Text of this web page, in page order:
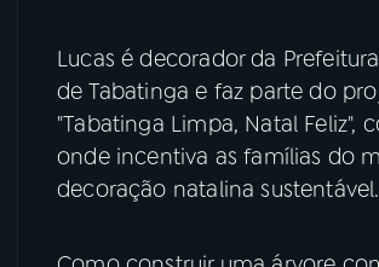
Instagram X
TikTok
Lucas é decorador da
de Tabatinga e faz parte do
"Tabatinga Limpa, Natal Feliz",
onde incentiva as famílias do
decoração natalina sustentável.